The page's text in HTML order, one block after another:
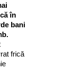
în
bani
frică